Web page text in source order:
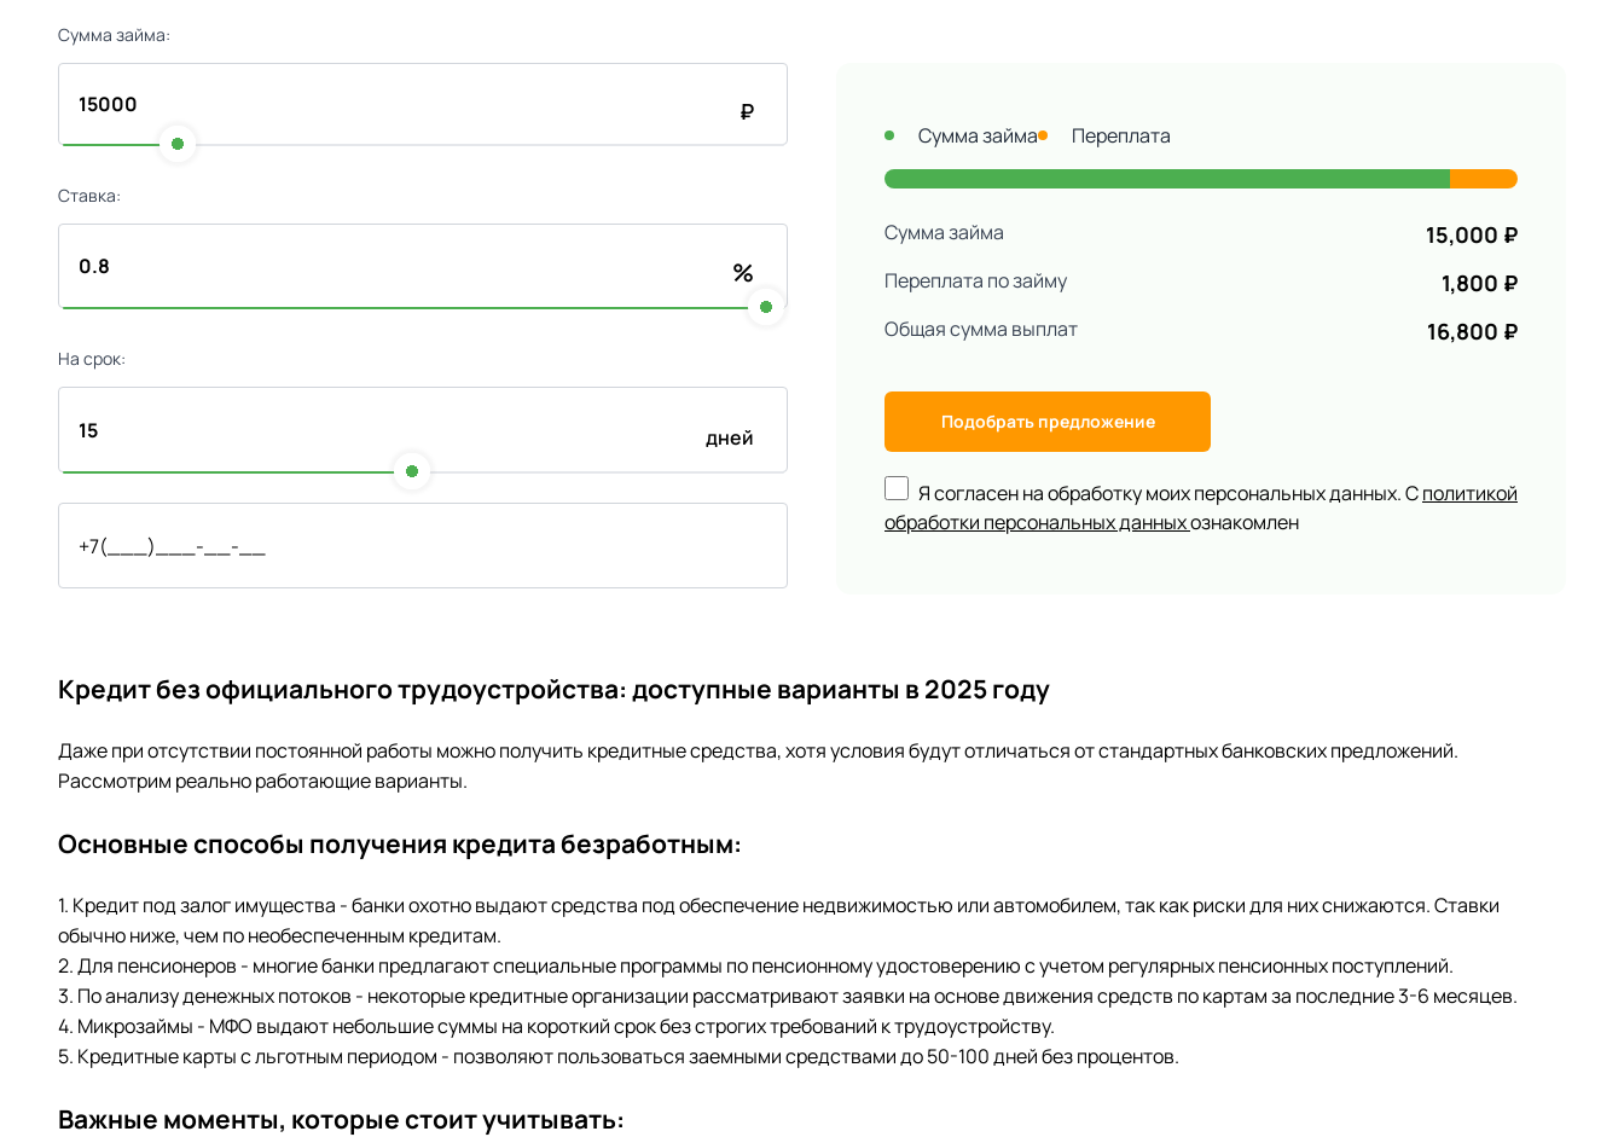
Сумма займа:
₽
Ставка:
%
На срок:
дней
Сумма займа Переплата
Сумма займа 15,000 ₽
Переплата по займу 1,800 ₽
Общая сумма выплат 16,800 ₽
Подобрать предложение
Я согласен на обработку моих персональных данных. Сполитикой
обработки персональных данныхознакомлен
Кредит без официального трудоустройства: доступные варианты в 2025 году
Даже при отсутствии постоянной работы можно получить кредитные средства, хотя условия будут отличаться от стандартных банковских предложений.
Рассмотрим реально работающие варианты.
Основные способы получения кредита безработным:
1. Кредит под залог имущества - банки охотно выдают средства под обеспечение недвижимостью или автомобилем, так как риски для них снижаются. Ставки
обычно ниже, чем по необеспеченным кредитам.
2. Для пенсионеров - многие банки предлагают специальные программы по пенсионному удостоверению с учетом регулярных пенсионных поступлений.
3. По анализу денежных потоков - некоторые кредитные организации рассматривают заявки на основе движения средств по картам за последние 3-6 месяцев.
4. Микрозаймы - МФО выдают небольшие суммы на короткий срок без строгих требований к трудоустройству.
5. Кредитные карты с льготным периодом - позволяют пользоваться заемными средствами до 50-100 дней без процентов.
Важные моменты, которые стоит учитывать: